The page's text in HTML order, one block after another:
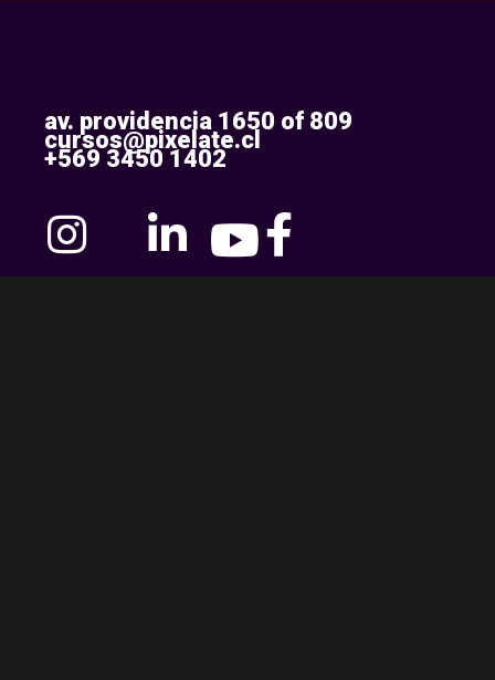
av. providencia 1650 of 809
cursos@pixelate.cl
+569 3450 1402